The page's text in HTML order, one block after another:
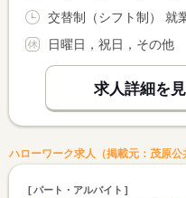
日曜日，祝日，その他
求人詳細を
ハローワーク求人（掲載元：茂原公
パート・アルバイト